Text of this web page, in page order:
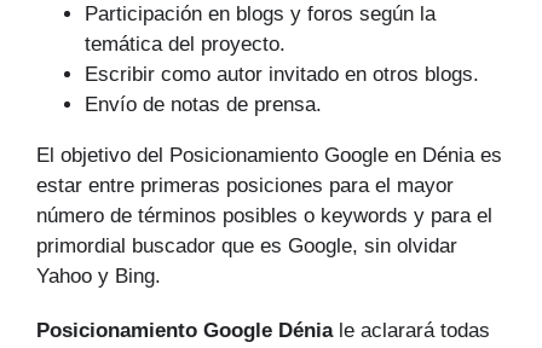
Participación en blogs y foros según la
temática del proyecto.
Escribir como autor invitado en otros blogs.
Envío de notas de prensa.
El objetivo del Posicionamiento Google en Dénia es
estar entre primeras posiciones para el mayor
número de tér­minos posibles o keywords y para el
primordial buscador que es Google, sin olvidar
Yahoo y Bing.
Posicionamiento Google Déniale aclarará todas